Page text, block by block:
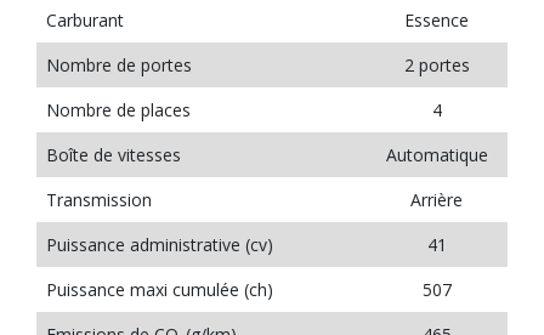
Carburant
Essence
Nombre de portes
2 portes
Nombre de places
4
Boîte de vitesses
Automatique
Transmission
Arrière
Puissance administrative (cv)
41
Puissance maxi cumulée (ch)
507